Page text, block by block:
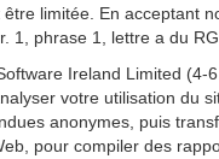
limitée. En
phrase 1, lettre a du
Ireland Limited
votre utilisation du
anonymes, puis
pour compiler des